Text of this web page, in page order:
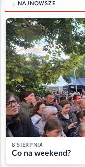
NAJNOWSZE
8 SIERPNIA
Co na weekend?